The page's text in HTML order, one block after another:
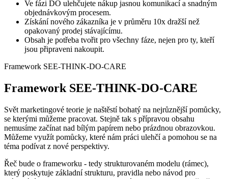
Ve fázi DO ulehčujete nákup jasnou komunikací a snadným
objednávkovým procesem.
Získání nového zákazníka je v průměru 10x dražší než
opakovaný prodej stávajícímu.
Obsah je potřeba tvořit pro všechny fáze, nejen pro ty, kteří
jsou připraveni nakoupit.
Framework SEE-THINK-DO-CARE
Framework SEE-THINK-DO-CARE
Svět marketingové teorie je naštěstí bohatý na nejrůznější pomůcky,
se kterými můžeme pracovat. Stejně tak s přípravou obsahu
nemusíme začínat nad bílým papírem nebo prázdnou obrazovkou.
Můžeme využít pomůcky, které nám práci ulehčí a pomohou se na
téma podívat z nové perspektivy.
Řeč bude o frameworku - tedy strukturovaném modelu (rámec),
který poskytuje základní strukturu, pravidla nebo návod pro